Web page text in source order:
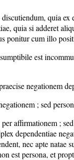
quia
quia si adderet
ponitur cum illo
est
negationem
; sed
affirmationem ;
dependentiae
nec apte natae
est persona, et